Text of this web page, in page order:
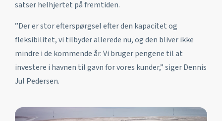
satser helhjertet på fremtiden.
”Der er stor efterspørgsel efter den kapacitet og
fleksibilitet, vi tilbyder allerede nu, og den bliver ikke
mindre i de kommende år. Vi bruger pengene til at
investere i havnen til gavn for vores kunder,” siger Dennis
Jul Pedersen.